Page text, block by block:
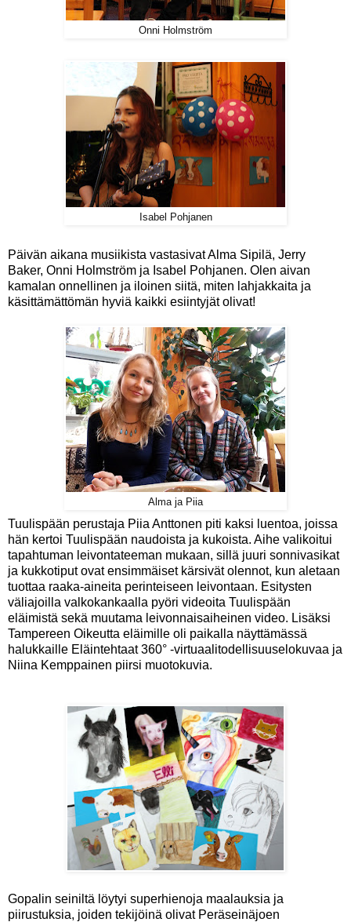
Onni Holmström
Isabel Pohjanen
Päivän aikana musiikista vastasivat Alma Sipilä, Jerry
Baker, Onni Holmström ja Isabel Pohjanen. Olen aivan
kamalan onnellinen ja iloinen siitä, miten lahjakkaita ja
käsittämättömän hyviä kaikki esiintyjät olivat!
Alma ja Piia
Tuulispään perustaja Piia Anttonen piti kaksi luentoa, joissa
hän kertoi Tuulispään naudoista ja kukoista. Aihe valikoitui
tapahtuman leivontateeman mukaan, sillä juuri sonnivasikat
ja kukkotiput ovat ensimmäiset kärsivät olennot, kun aletaan
tuottaa raaka-aineita perinteiseen leivontaan. Esitysten
väliajoilla valkokankaalla pyöri videoita Tuulispään
eläimistä sekä muutama leivonnaisaiheinen video. Lisäksi
Tampereen Oikeutta eläimille oli paikalla näyttämässä
halukkaille Eläintehtaat 360° -virtuaalitodellisuuselokuvaa ja
Niina Kemppainen piirsi muotokuvia.
Gopalin seiniltä löytyi superhienoja maalauksia ja
piirustuksia, joiden tekijöinä olivat Peräseinäjoen